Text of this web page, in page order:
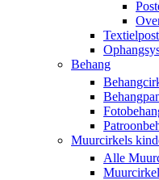
Behang
Muurcirkels
Alle